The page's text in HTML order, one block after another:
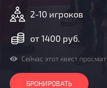
Новости
Партнерам
2-10 игроков
от 1400 руб.
Сейчас этот квест
БРОНИРОВАТЬ